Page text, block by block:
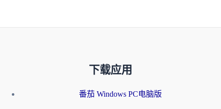
下载应用
番茄 Windows PC电脑版